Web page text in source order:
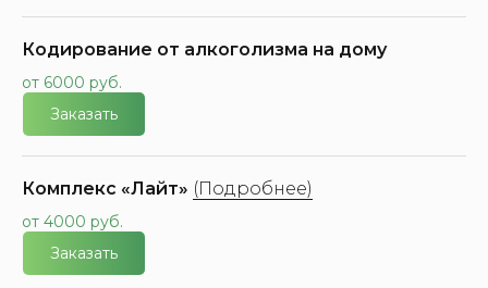
Кодирование от алкоголизма на дому
от 6000 руб.
Заказать
Комплекс «Лайт» (Подробнее)
от 4000 руб.
Заказать